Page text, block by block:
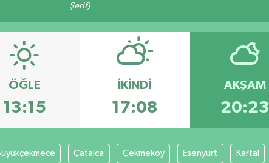
Şerif)
ÖĞLE
13:15
İKINDI
17:08
AKŞAM
20:23
Çatalca Çekmeköy Esenyurt Kartal